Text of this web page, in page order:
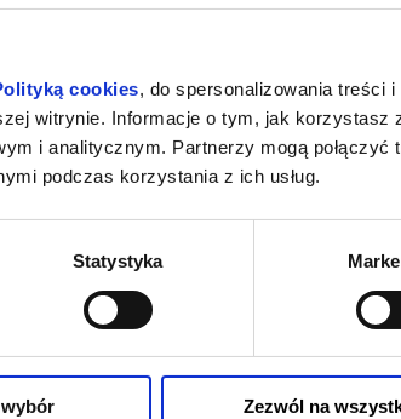
cookies, do spersonalizowania treści i
witrynie. Informacje o tym, jak korzystasz
i analitycznym. Partnerzy mogą połączyć
podczas korzystania z ich usług.
Statystyka
Zezwól na